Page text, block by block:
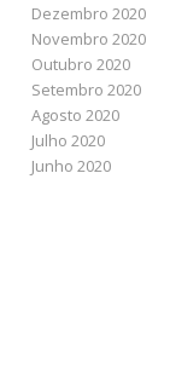
Dezembro 2020
Novembro 2020
Outubro 2020
Setembro 2020
Agosto 2020
Julho 2020
Junho 2020